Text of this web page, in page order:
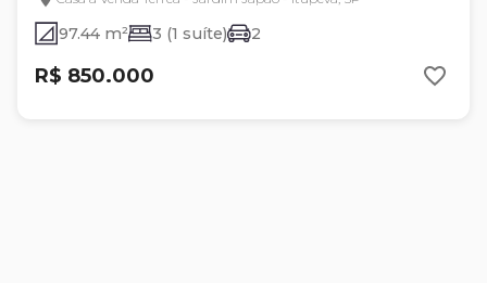
97.44 m² 3 (1 suíte) 2
R$ 850.000